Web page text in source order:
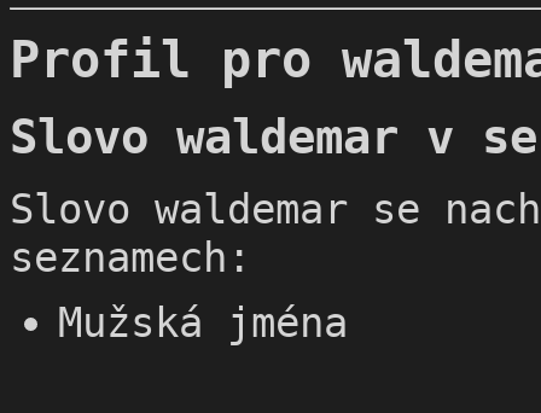
Profil pro
Slovo waldemar v
Slovo waldemar se
seznamech:
Mužská jména